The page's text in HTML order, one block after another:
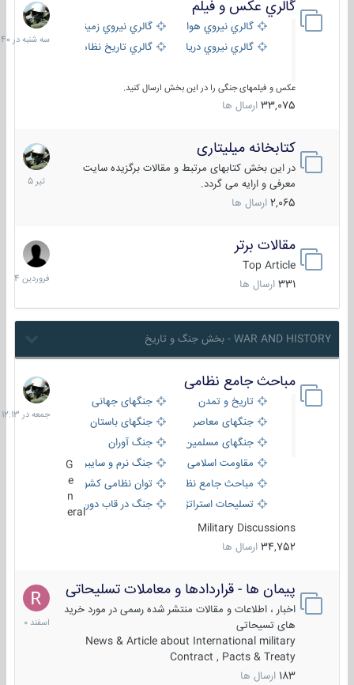
گالري عكس و فيلم
گالري نيروي هوايي
گالري نيروي زميني
گالري نيروي دريايي
گالري تاریخ نظامی
عکس و فیلمهای جنگی را در این بخش ارسال کنید.
33,075 ارسال ها
سه
شنبه
در
کتابخانه میلیتاری
در این بخش کتابهای مرتبط و مقالات برگزیده سایت
معرفی و ارایه می گردد.
2,065 ارسال ها
16
تیر
1405
مقالات برتر
Top Article
331 ارسال ها
29
فروردین
1404
WAR AND HISTORY - بخش جنگ و تاریخ
مباحث جامع نظامی
تاریخ و تمدن
جنگهای جهانی
جنگهای معاصر
جنگهای باستان
جنگهای مسلمین
جنگ آوران
مقاومت اسلامی
جنگ نرم و سایبری
مباحث جامع نظامی
توان نظامی کشورها
تسلیحات استراتژیک
جنگ در قاب دوربین
eral
Military Discussions
34,752 ارسال ها
جمعه
در
12:13
پیمان ها - قراردادها و معاملات تسلیحاتی
اخبار ، اطلاعات و مقالات منتشر شده رسمی در مورد خرید
های تسیحاتی
News & Article about International military
Contract , Pacts & Treaty
183 ارسال ها
7
اسفند
1400